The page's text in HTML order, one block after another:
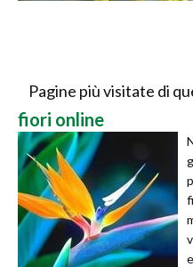
Pagine più visitate di
fiori online